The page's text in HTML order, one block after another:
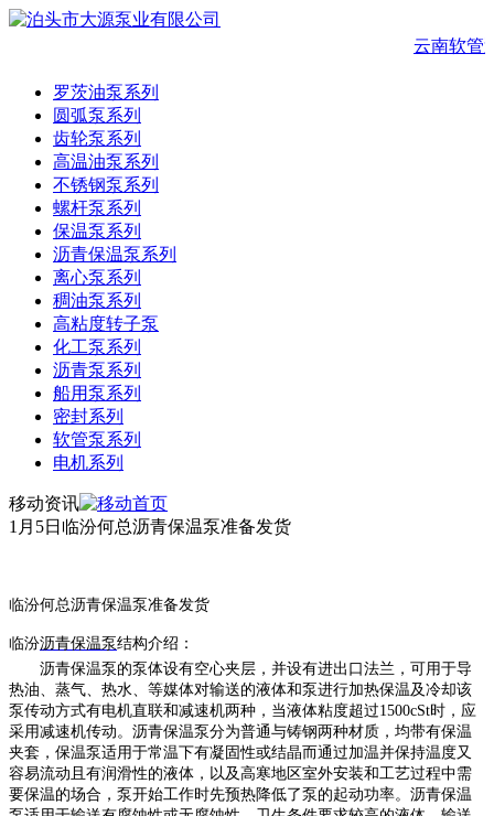
云南软管
罗茨油泵系列
圆弧泵系列
齿轮泵系列
高温油泵系列
不锈钢泵系列
螺杆泵系列
保温泵系列
沥青保温泵系列
离心泵系列
稠油泵系列
高粘度转子泵
化工泵系列
沥青泵系列
船用泵系列
密封系列
软管泵系列
电机系列
移动资讯
1月5日临汾何总沥青保温泵准备发货
临汾何总沥青保温泵准备发货
临汾沥青保温泵结构介绍：
沥青保温泵的泵体设有空心夹层，并设有进出口法兰，可用于导
热油、蒸气、热水、等媒体对输送的液体和泵进行加热保温及冷却该
泵传动方式有电机直联和减速机两种，当液体粘度超过1500cSt时，应
采用减速机传动。沥青保温泵分为普通与铸钢两种材质，均带有保温
夹套，保温泵适用于常温下有凝固性或结晶而通过加温并保持温度又
容易流动且有润滑性的液体，以及高寒地区室外安装和工艺过程中需
要保温的场合，泵开始工作时先预热降低了泵的起动功率。沥青保温